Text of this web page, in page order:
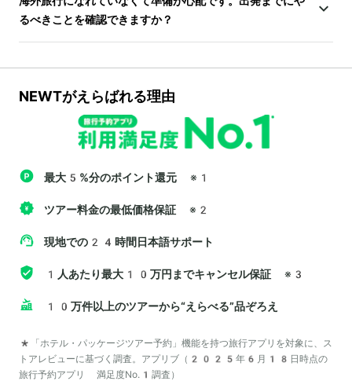
るべきことを確認できますか？
NEWTがえらばれる理由
最大5%分のポイント還元 ※1
ツアー料金の最低価格保証 ※2
現地での24時間日本語サポート
1人あたり最大10万円までキャンセル保証 ※3
10万件以上のツアーから“えらべる”品ぞろえ
*「ホテル・パッケージツアー予約」機能を持つ旅行アプリを対象に、ス
トアレビューに基づく調査。アプリブ（2025年6月18日時点の
旅行予約アプリ 満足度No.1調査）